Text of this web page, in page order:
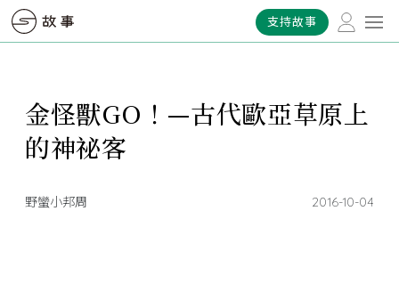
支持故事
金怪獸GO！—古代歐亞草原上
的神祕客
野蠻小邦周 2016-10-04